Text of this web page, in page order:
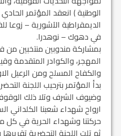
الوطنية ) انعقد المؤتمر
في دهوك – نوهدرا.
بمشاركة مندوبين منتخبين
المهجر، والكوادر المتقدمة
والكفاح المسلح ومن الرعيل
بدأ المؤتمر بترحيب اللجنة
وضيوف الشرف وتلا ذلك
ارواح شهداء شعبنا الكلداني
حركتنا وشهداء الحرية في كل